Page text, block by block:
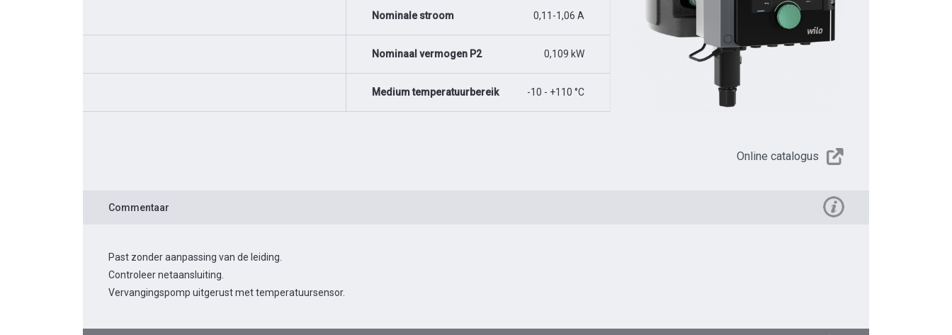
Nominale stroom 0,11-1,06 A
Nominaal vermogen P2 0,109 kW
Medium temperatuurbereik -10 - +110 °C
Online catalogus
Commentaar
Past zonder aanpassing van de leiding.
Controleer netaansluiting.
Vervangingspomp uitgerust met temperatuursensor.